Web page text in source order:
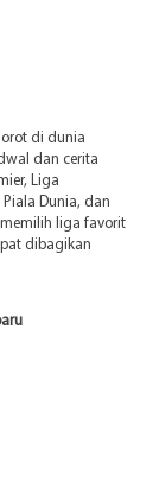
di dunia
dan cerita
Liga
Piala Dunia, dan
liga favorit
dibagikan